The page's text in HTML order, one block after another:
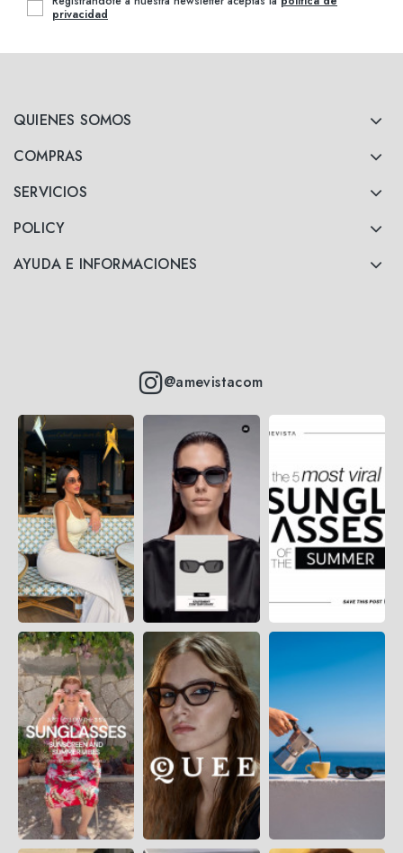
QUIENES SOMOS
COMPRAS
SERVICIOS
POLICY
AYUDA E INFORMACIONES
@amevistacom
privacidad